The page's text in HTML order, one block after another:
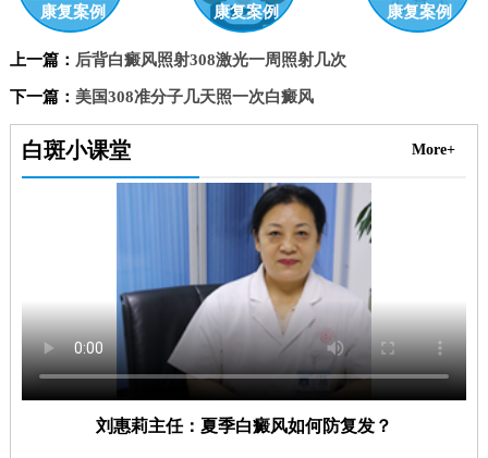
康复案例 康复案例 康复案例
上一篇： 后背白癜风照射308激光一周照射几次
下一篇： 美国308准分子几天照一次白癜风
白斑小课堂 More+
刘惠莉主任：夏季白癜风如何防复发？